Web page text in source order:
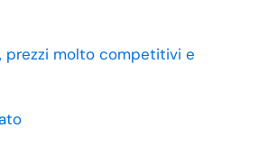
prezzi molto competitivi e